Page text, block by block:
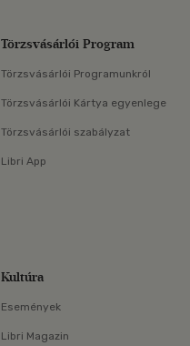
Törzsvásárlói Program
Törzsvásárlói Programunkról
Törzsvásárlói Kártya egyenlege
Törzsvásárlói szabályzat
Libri App
Kultúra
Események
Libri Magazin